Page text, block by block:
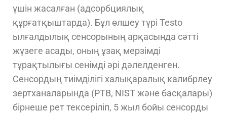
үшін жасалған (адсорбциялық
құрғатқыштарда). Бұл өлшеу түрі Testo
ылғалдылық сенсорының арқасында сәтті
жүзеге асады, оның ұзақ мерзімді
тұрақтылығы сенімді әрі дәлелденген.
Сенсордың тиімділігі халықаралық калибрлеу
зертханаларында (PTB, NIST және басқалары)
бірнеше рет тексеріліп, 5 жыл бойы сенсорды